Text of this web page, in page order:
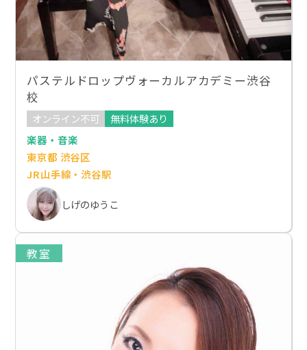
パステルドロップヴォーカルアカデミー渋谷
校
オンライン不可
無料体験あり
楽器・音楽
東京都 渋谷区
JR山手線・渋谷駅
しげのゆうこ
教室